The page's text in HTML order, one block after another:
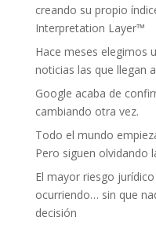
creando su propio
Interpretation Layer™
Hace meses elegimos
noticias las que llegan
Google acaba de
cambiando otra vez.
Todo el mundo
Pero siguen olvidando
El mayor riesgo
ocurriendo… sin que
decisión